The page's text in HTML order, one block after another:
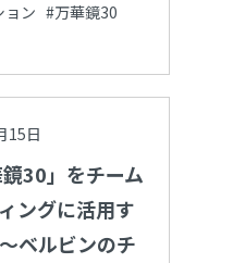
ョン #万華鏡30
15日
鏡30」をチーム
ングに活用す
ベルビンのチ